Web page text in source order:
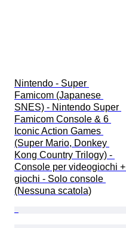
Nintendo - Super
Famicom (Japanese
SNES) - Nintendo Super
Famicom Console & 6
Iconic Action Games
(Super Mario, Donkey
Kong Country Trilogy) -
Console per videogiochi +
giochi - Solo console
(Nessuna scatola)